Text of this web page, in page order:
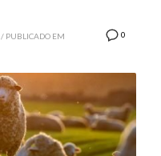
0
/ PUBLICADO EM